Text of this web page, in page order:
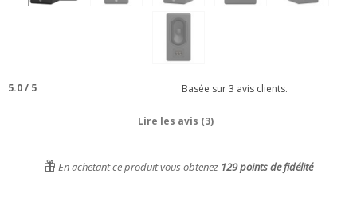
5.0/ 5 Basée sur3 avis clients.
Lire les avis (3)
En achetant ce produit vous obtenez 129points de fidélité